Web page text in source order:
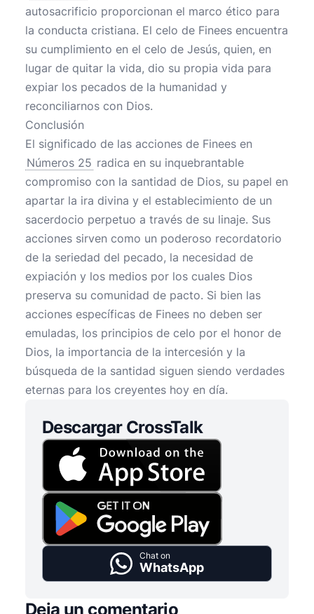
autosacrificio proporcionan el marco ético para
la conducta cristiana. El celo de Finees encuentra
su cumplimiento en el celo de Jesús, quien, en
lugar de quitar la vida, dio su propia vida para
expiar los pecados de la humanidad y
reconciliarnos con Dios.
Conclusión
El significado de las acciones de Finees en
Números 25 radica en su inquebrantable
compromiso con la santidad de Dios, su papel en
apartar la ira divina y el establecimiento de un
sacerdocio perpetuo a través de su linaje. Sus
acciones sirven como un poderoso recordatorio
de la seriedad del pecado, la necesidad de
expiación y los medios por los cuales Dios
preserva su comunidad de pacto. Si bien las
acciones específicas de Finees no deben ser
emuladas, los principios de celo por el honor de
Dios, la importancia de la intercesión y la
búsqueda de la santidad siguen siendo verdades
eternas para los creyentes hoy en día.
Descargar CrossTalk
Chat on
WhatsApp
Deja un comentario